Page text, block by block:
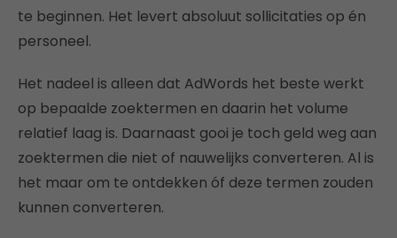
te beginnen. Het levert absoluut sollicitaties op én
personeel.
Het nadeel is alleen dat AdWords het beste werkt
op bepaalde zoektermen en daarin het volume
relatief laag is. Daarnaast gooi je toch geld weg aan
zoektermen die niet of nauwelijks converteren. Al is
het maar om te ontdekken óf deze termen zouden
kunnen converteren.